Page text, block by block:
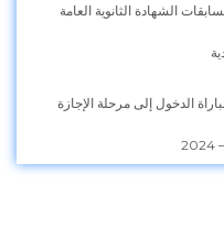
الشهادة الثانوية العامة
الدخول إلى مرحلة الإجازة